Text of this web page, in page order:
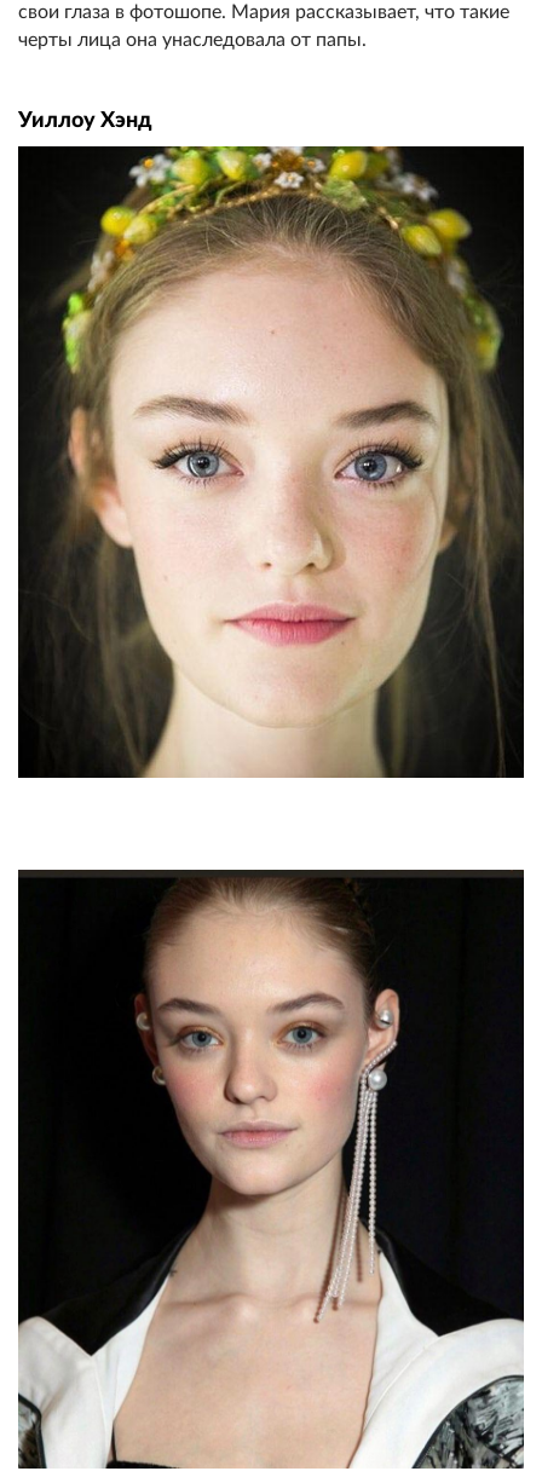
свои глаза в фотошопе. Мария рассказывает, что такие
черты лица она унаследовала от папы.
Уиллоу Хэнд